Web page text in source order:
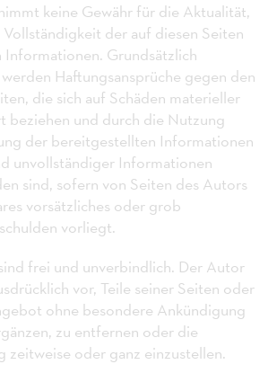
keine Gewähr für die Aktualität,
der auf diesen Seiten
Grundsätzlich
Haftungsansprüche gegen den
die sich auf Schäden materieller
beziehen und durch die Nutzung
der bereitgestellten Informationen
unvollständiger Informationen
sind, sofern von Seiten des Autors
vorsätzliches oder grob
vorliegt.
frei und unverbindlich. Der Autor
vor, Teile seiner Seiten oder
ohne besondere Ankündigung
zu entfernen oder die
zeitweise oder ganz einzustellen.